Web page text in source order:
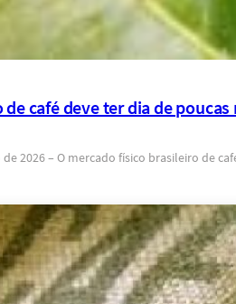
café deve ter dia de poucas
2026 – O mercado físico brasileiro de